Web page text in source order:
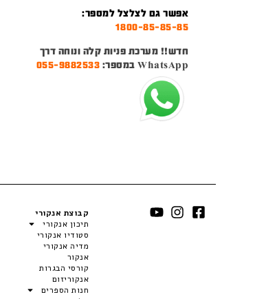
אפשר גם לצלצל למספר:
1800-85-85-85
חדש!! מערכת פניות קלה ונוחה דרך
WhatsApp במספר:
055-9882533
קבוצת אנקורי
תיכון אנקורי
סטודיו אנקורי
מדיה אנקורי
אנקור
קורסי הבגרות
אנקוריזום
חנות הספרים